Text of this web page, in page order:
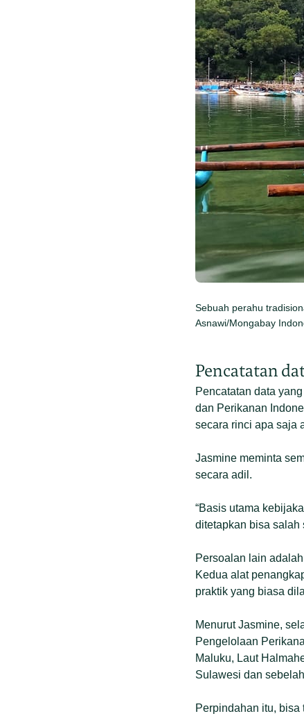
Sebuah perahu
Asnawi/Mongabay
Pencatatan
Pencatatan data
dan Perikanan
secara rinci apa saja
Jasmine meminta
secara adil.
“Basis utama
ditetapkan bisa salah
Persoalan lain
Kedua alat
praktik yang biasa
Menurut Jasmine,
Pengelolaan
Maluku, Laut
Sulawesi dan
Perpindahan itu,